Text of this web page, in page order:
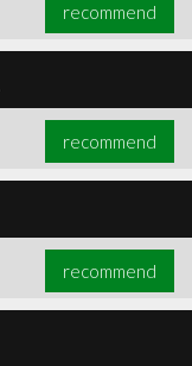
recommend
recommend
recommend